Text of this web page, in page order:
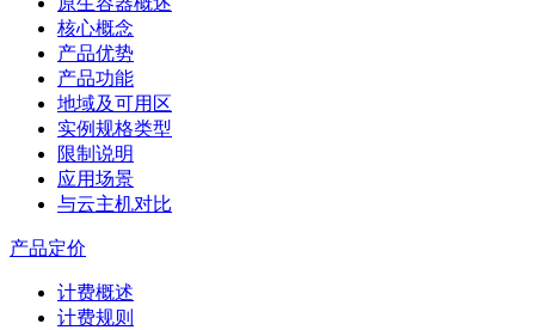
核心概念
产品优势
产品功能
地域及可用区
实例规格类型
限制说明
应用场景
与云主机对比
产品定价
计费概述
计费规则